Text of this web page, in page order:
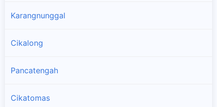
Karangnunggal
Cikalong
Pancatengah
Cikatomas